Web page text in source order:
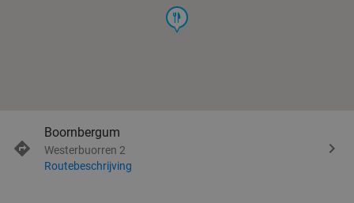
food
Boornbergum
Westerbuorren 2
Routebeschrijving